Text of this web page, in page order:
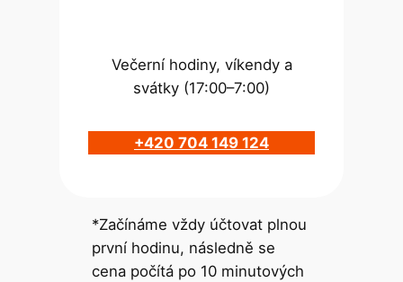
Večerní hodiny, víkendy a
svátky (17:00–7:00)
+420 704 149 124
*Začínáme vždy účtovat plnou
první hodinu, následně se
cena počítá po 10 minutových